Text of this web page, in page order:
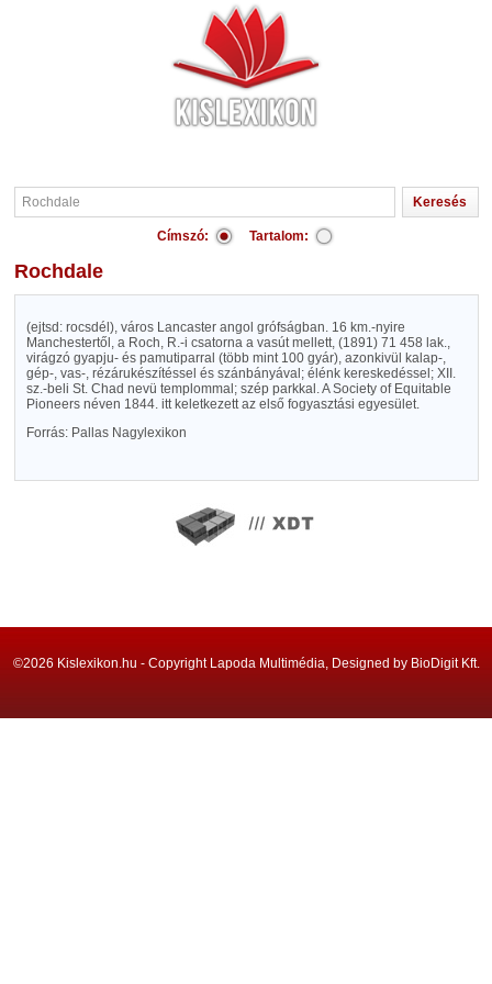
Címszó: Tartalom:
Rochdale
(ejtsd: rocsdél), város Lancaster angol grófságban. 16 km.-nyire
Manchestertől, a Roch, R.-i csatorna a vasút mellett, (1891) 71 458 lak.,
virágzó gyapju- és pamutiparral (több mint 100 gyár), azonkivül kalap-,
gép-, vas-, rézárukészítéssel és szánbányával; élénk kereskedéssel; XII.
sz.-beli St. Chad nevü templommal; szép parkkal. A Society of Equitable
Pioneers néven 1844. itt keletkezett az első fogyasztási egyesület.
Forrás: Pallas Nagylexikon
©2026 Kislexikon.hu - Copyright Lapoda Multimédia, Designed by BioDigit Kft.